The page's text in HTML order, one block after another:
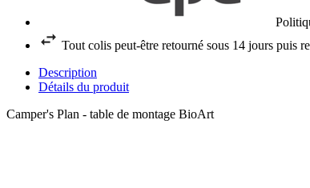
Tout colis peut-être retourné sous 14 jours puis
Description
Détails du produit
Camper's Plan - table de montage BioArt